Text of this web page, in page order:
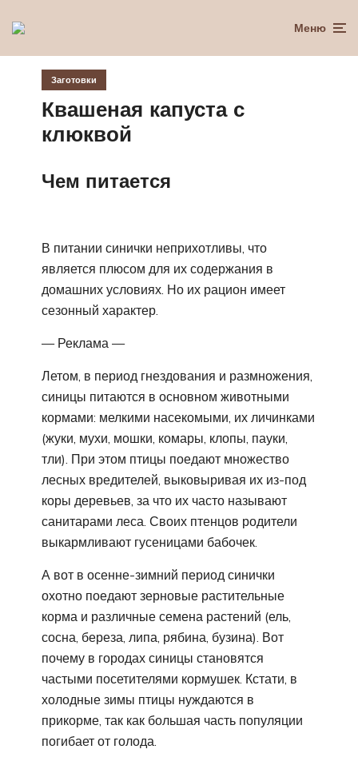
Меню
Заготовки
Квашеная капуста с
клюквой
Чем питается
В питании синички неприхотливы, что
является плюсом для их содержания в
домашних условиях. Но их рацион имеет
сезонный характер.
— Реклама —
Летом, в период гнездования и размножения,
синицы питаются в основном животными
кормами: мелкими насекомыми, их личинками
(жуки, мухи, мошки, комары, клопы, пауки,
тли). При этом птицы поедают множество
лесных вредителей, выковыривая их из-под
коры деревьев, за что их часто называют
санитарами леса. Своих птенцов родители
выкармливают гусеницами бабочек.
А вот в осенне-зимний период синички
охотно поедают зерновые растительные
корма и различные семена растений (ель,
сосна, береза, липа, рябина, бузина). Вот
почему в городах синицы становятся
частыми посетителями кормушек. Кстати, в
холодные зимы птицы нуждаются в
прикорме, так как большая часть популяции
погибает от голода.